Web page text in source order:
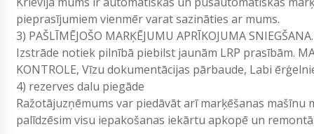
pieprasījumiem vienmēr varat sazināties ar mums.
3) PAŠLĪMĒJOŠO MARĶĒJUMU APRĪKOJUMA SNIEGŠANA.
Izstrāde notiek pilnībā piebilst jaunām LRP prasībām.
KONTROLE, Vīzu dokumentācijas pārbaude, Labi
4) rezerves dalu piegāde
Ražotājuzņēmums var piedāvāt arī marķēšanas
palīdzēsim visu iepakošanas iekārtu apkopē un